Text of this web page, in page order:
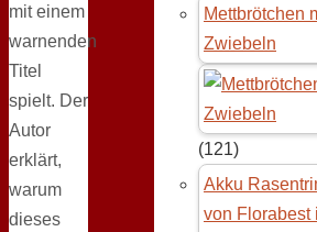
mit einem
warnenden
Titel
spielt. Der
Autor
erklärt,
warum
dieses
Mettbrötchen
Zwiebeln
(121)
Akku
von Florabest